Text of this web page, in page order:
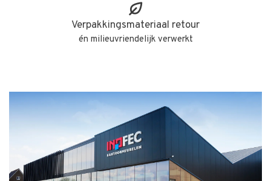
Verpakkingsmateriaal retour
én milieuvriendelijk verwerkt